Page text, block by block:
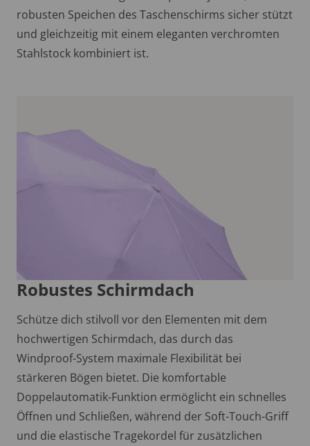
robusten Speichen des Taschenschirms sicher stützt
und gleichzeitig mit einem eleganten verchromten
Stahlstock kombiniert ist.
Robustes Schirmdach
Schütze dich stilvoll vor den Elementen mit dem
hochwertigen Schirmdach, das durch das
Windproof-System maximale Flexibilität bei
stärkeren Bögen bietet. Die komfortable
Doppelautomatik-Funktion ermöglicht ein schnelles
Öffnen und Schließen, während der Soft-Touch-Griff
und die elastische Tragekordel für zusätzlichen